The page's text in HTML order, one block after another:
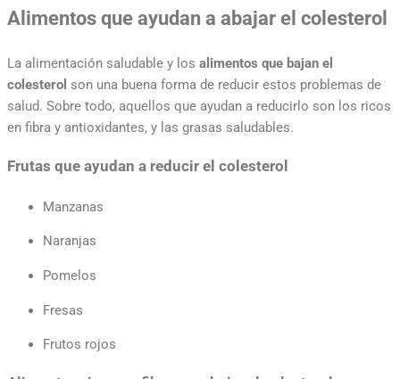
Alimentos que ayudan a abajar el colesterol
La alimentación saludable y los alimentos que bajan el
colesterol son una buena forma de reducir estos problemas de
salud. Sobre todo, aquellos que ayudan a reducirlo son los ricos
en fibra y antioxidantes, y las grasas saludables.
Frutas que ayudan a reducir el colesterol
Manzanas
Naranjas
Pomelos
Fresas
Frutos rojos